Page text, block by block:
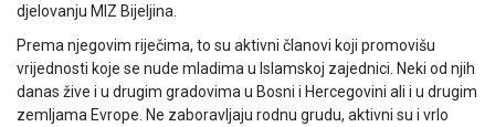
djelovanju MIZ Bijeljina.
Prema njegovim riječima, to su aktivni članovi koji promovišu
vrijednosti koje se nude mladima u Islamskoj zajednici. Neki od njih
danas žive i u drugim gradovima u Bosni i Hercegovini ali i u drugim
zemljama Evrope. Ne zaboravljaju rodnu grudu, aktivni su i vrlo